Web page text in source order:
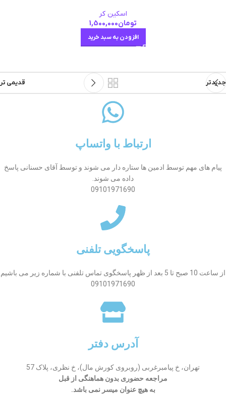
اسکین کر
تومان1,500,000
افزودن به سبد خرید
جدیدتر قدیمی تر
ارتباط با واتساپ
پیام های مهم توسط ادمین ها ستاره دار می شوند و توسط آقای حسنانی پاسخ
داده می شوند.
09101971690
پاسخگویی تلفنی
از ساعت 10 صبح تا 5 بعد از ظهر پاسخگوی تماس تلفنی با شماره زیر می باشیم
09101971690
آدرس دفتر
تهران، خ پیامبرغربی (روبروی کورش مال)، خ نظری، پلاک 57
مراجعه حضوری بدون هماهنگی از قبل
به هیچ عنوان میسر نمی باشد.